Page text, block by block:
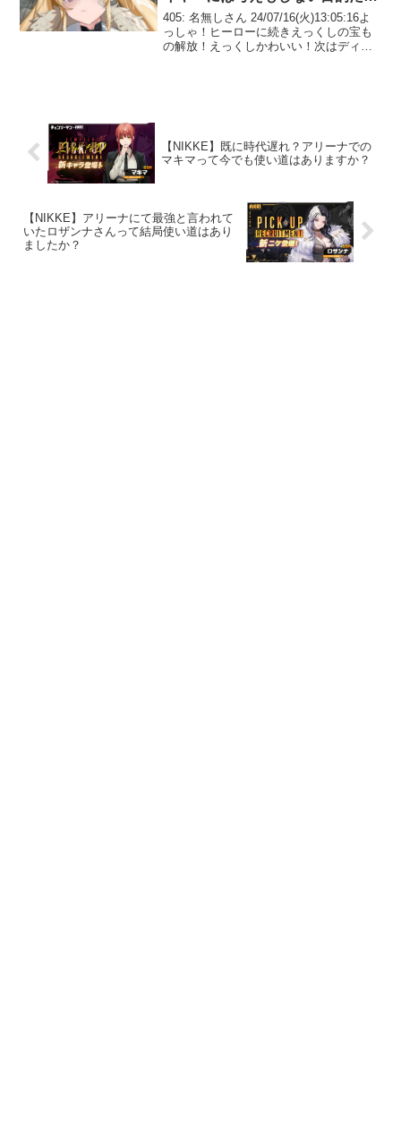
た
405: 名無しさん 24/07/16(火)13:05:16よ
っしゃ！ヒーローに続きえっくしの宝も
の解放！えっくしかわいい！次はディー
【NIKKE】既に時代遅れ？アリーナでの
マキマって今でも使い道はありますか？
【NIKKE】アリーナにて最強と言われて
いたロザンナさんって結局使い道はあり
ましたか？